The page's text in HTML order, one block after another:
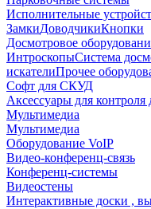
Исполнительные
ЗамкиДоводчикиКнопки
Досмотровое
ИнтроскопыСистема
искателиПрочее
Софт для СКУД
Аксессуары для контроля
Мультимедиа
Мультимедиа
Оборудование VoIP
Видео-конференц-связь
Конференц-системы
Видеостены
Интерактивные доски ,